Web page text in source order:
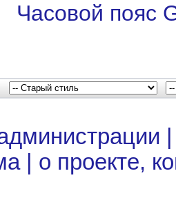
Часовой пояс
| о проекте,